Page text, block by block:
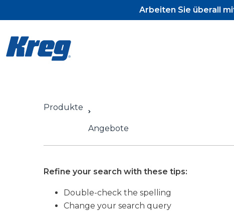
Arbeiten Sie überall
Produkte
Angebote
Refine your search with these tips:
Double-check the spelling
Change your search query